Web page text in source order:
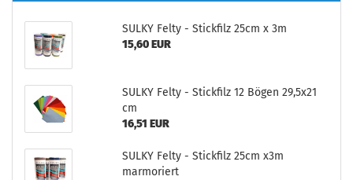
SULKY Felty - Stickfilz 25cm x 3m
15,60 EUR
SULKY Felty - Stickfilz 12 Bögen 29,5x21
cm
16,51 EUR
SULKY Felty - Stickfilz 25cm x3m
marmoriert